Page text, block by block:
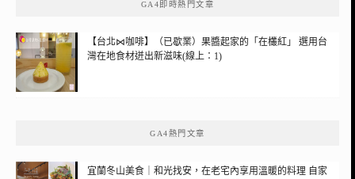
GA4即時熱門文章
【台北⋈咖啡】（已歇業）果醬起家的「在欉紅」 選用台
灣在地食材迸出新滋味(線上：1)
GA4熱門文章
宜蘭冬山美食｜和光找安，在老宅內享用溫暖的料理 自家